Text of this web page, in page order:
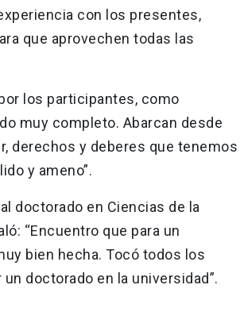
con los presentes,
que aprovechen todas las
los participantes, como
muy completo. Abarcan desde
derechos y deberes que tenemos
y ameno”.
doctorado en Ciencias de la
“Encuentro que para un
bien hecha. Tocó todos los
doctorado en la universidad”.